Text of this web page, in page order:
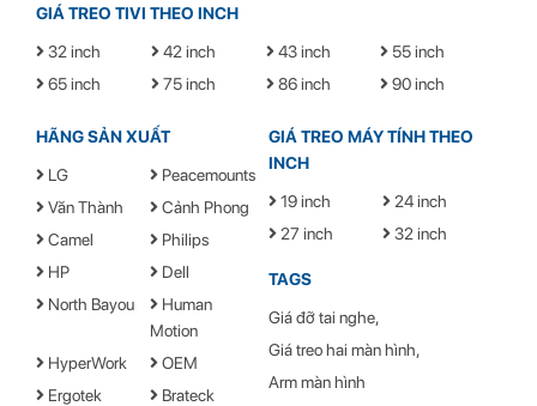
Tay nâng màn hìnhHyperWork
A1C với những khớp lật cực kỳ
thông minh giúp bạn điều chỉnh màn hình phù hợp với chiều cao
mỗi người, tránh tình trạng mỏi lưng và cổ.
Thiết kế giấu dây tinh tế
GIÁ TREO TIVI THEO INCH
32 inch
42 inch 43 inch
55 inch
65 inch
75 inch 86 inch 90 inch
HÃNG SẢN XUẤT
LG
Peacemounts
Văn Thành
Cảnh Phong
Camel
Philips
HP
Dell
North Bayou
Human
Motion
HyperWork
OEM
Ergotek
Brateck
GIÁ TREO MÁY TÍNH THEO
INCH
19 inch
24 inch
27 inch
32 inch
TAGS
Giá đỡ tai nghe
Giá treo hai màn hình
Arm màn hình